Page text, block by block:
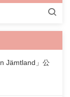
Jämtland」公